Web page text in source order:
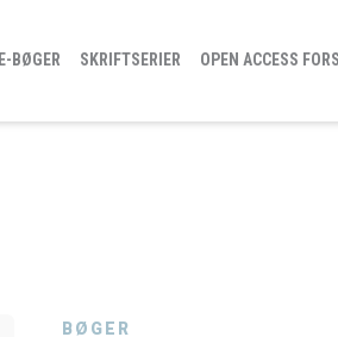
E-BØGER SKRIFTSERIER OPEN ACCESS
BØGER